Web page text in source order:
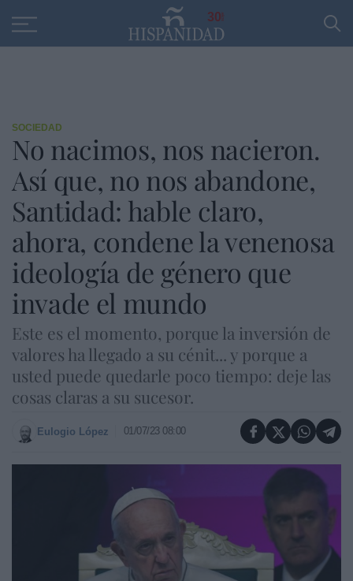
30
SOCIEDAD
No nacimos, nos nacieron.
Así que, no nos abandone,
Santidad: hable claro,
ahora, condene la venenosa
ideología de género que
invade el mundo
Este es el momento, porque la inversión de
valores ha llegado a su cénit... y porque a
usted puede quedarle poco tiempo: deje las
cosas claras a su sucesor.
Eulogio López 01/07/23 08:00